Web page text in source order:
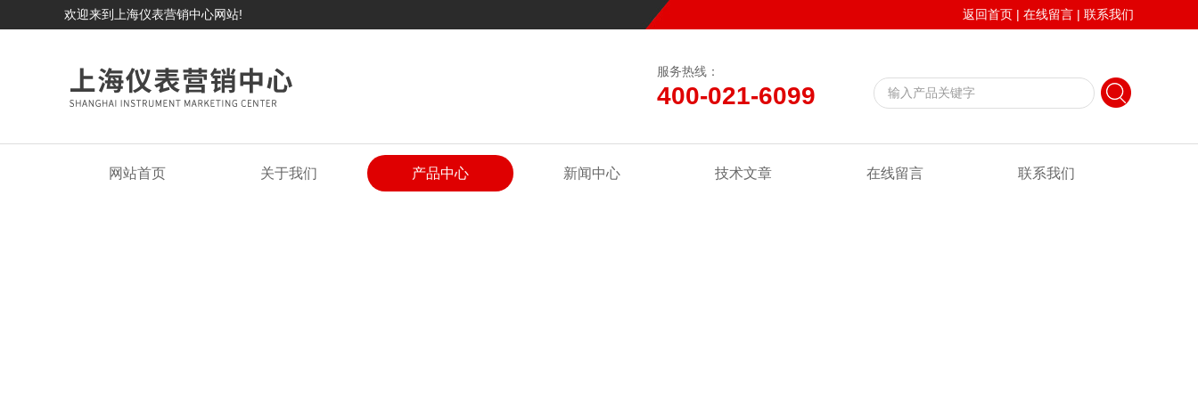
欢迎来到上海仪表营销中心网站! 返回首页 | 在线留言 | 联系我们
服务热线：
400-021-6099
网站首页 关于我们 产品中心 新闻中心 技术文章 在线留言 联系我们